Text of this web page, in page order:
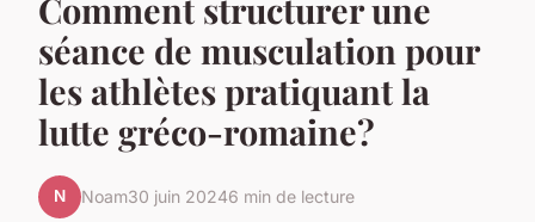
Comment structurer une
séance de musculation pour
les athlètes pratiquant la
lutte gréco-romaine?
N Noam30 juin 20246 min de lecture